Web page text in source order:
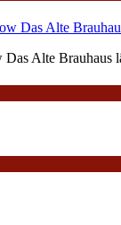
Alte Brauhaus